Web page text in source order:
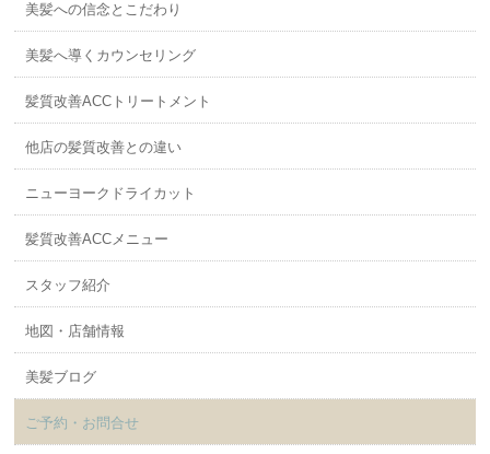
美髪への信念とこだわり
美髪へ導くカウンセリング
髪質改善ACCトリートメント
他店の髪質改善との違い
ニューヨークドライカット
髪質改善ACCメニュー
スタッフ紹介
地図・店舗情報
美髪ブログ
ご予約・お問合せ